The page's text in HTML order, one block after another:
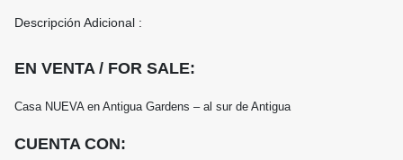
Descripción Adicional :
EN VENTA / FOR SALE:
Casa NUEVA en Antigua Gardens – al sur de Antigua
CUENTA CON: